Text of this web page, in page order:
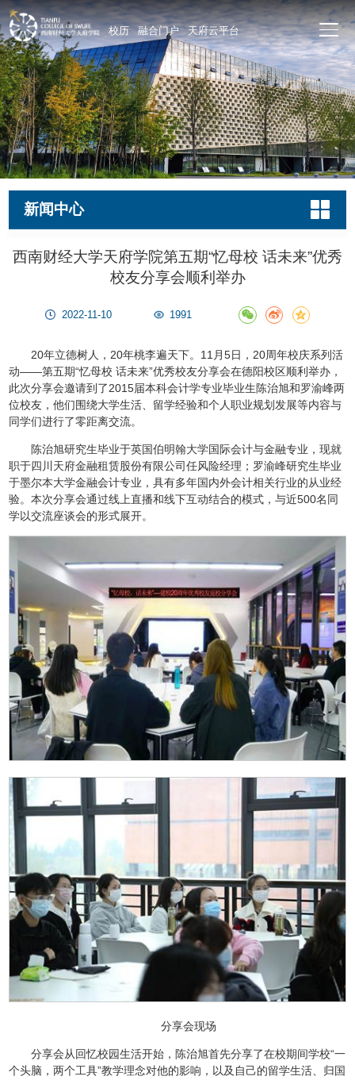
校历 融合门户 天府云平台
新闻中心
西南财经大学天府学院第五期“忆母校 话未来”优秀
校友分享会顺利举办
2022-11-10 1991
20年立德树人，20年桃李遍天下。11月5日，20周年校庆系列活
动——第五期“忆母校 话未来”优秀校友分享会在德阳校区顺利举办，
此次分享会邀请到了2015届本科会计学专业毕业生陈治旭和罗渝峰两
位校友，他们围绕大学生活、留学经验和个人职业规划发展等内容与
同学们进行了零距离交流。
陈治旭研究生毕业于英国伯明翰大学国际会计与金融专业，现就
职于四川天府金融租赁股份有限公司任风险经理；罗渝峰研究生毕业
于墨尔本大学金融会计专业，具有多年国内外会计相关行业的从业经
验。本次分享会通过线上直播和线下互动结合的模式，与近500名同
学以交流座谈会的形式展开。
分享会现场
分享会从回忆校园生活开始，陈治旭首先分享了在校期间学校“一
个头脑，两个工具”教学理念对他的影响，以及自己的留学生活、归国